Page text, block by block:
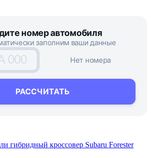
номер автомобиля
заполним ваши данные
000
РАССЧИТАТЬ
Нет номера
гибридный кроссовер Subaru Forester